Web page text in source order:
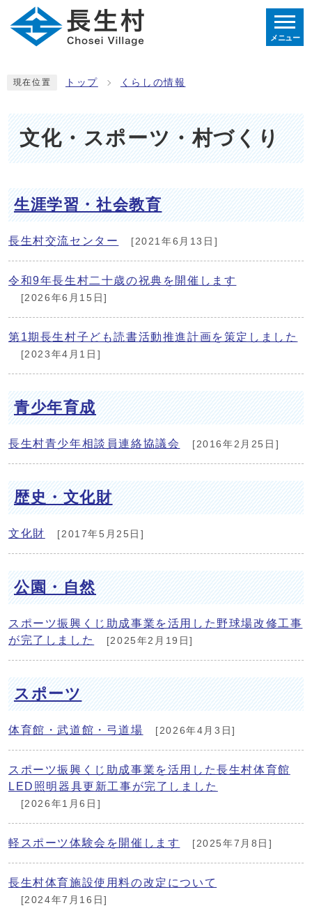
メニュー
現在位置 トップ くらしの情報
文化・スポーツ・村づくり
生涯学習・社会教育
長生村交流センター [2021年6月13日]
令和9年長生村二十歳の祝典を開催します
[2026年6月15日]
第1期長生村子ども読書活動推進計画を策定しました
[2023年4月1日]
青少年育成
長生村青少年相談員連絡協議会 [2016年2月25日]
歴史・文化財
文化財 [2017年5月25日]
公園・自然
スポーツ振興くじ助成事業を活用した野球場改修工事
が完了しました
[2025年2月19日]
スポーツ
体育館・武道館・弓道場 [2026年4月3日]
スポーツ振興くじ助成事業を活用した長生村体育館
LED照明器具更新工事が完了しました
[2026年1月6日]
軽スポーツ体験会を開催します [2025年7月8日]
長生村体育施設使用料の改定について
[2024年7月16日]